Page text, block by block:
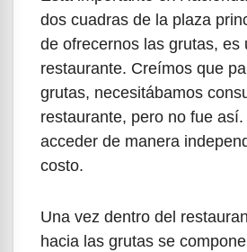
dos cuadras de la plaza
de ofrecernos las grutas, es
restaurante. Creímos que
grutas, necesitábamos
restaurante, pero no fue
acceder de manera
costo.
Una vez dentro del
hacia las grutas se